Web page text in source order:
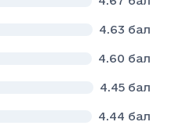
4.63 бал
4.60 бал
4.45 бал
4.44 бал